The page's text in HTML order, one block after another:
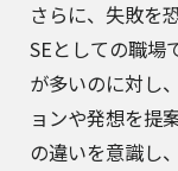
さらに、失敗を
SEとしての職場
が多いのに対し
ョンや発想を提
の違いを意識し